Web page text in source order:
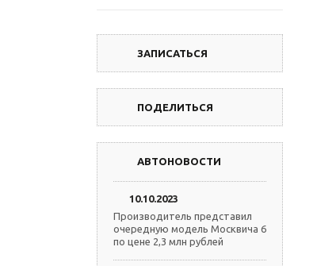
ЗАПИСАТЬСЯ
ПОДЕЛИТЬСЯ
АВТОНОВОСТИ
10.10.2023
Производитель представил
очередную модель Москвича 6
по цене 2,3 млн рублей